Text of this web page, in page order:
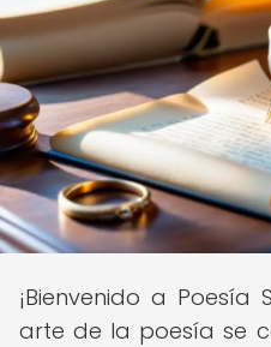
¡Bienvenido a Poesía
arte de la poesía se